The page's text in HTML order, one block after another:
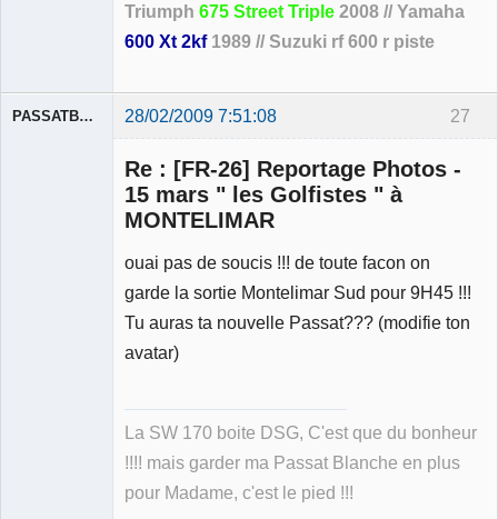
Triumph 675 Street Triple 2008 // Yamaha
600 Xt 2kf1989 // Suzuki rf 600 r piste
27
PASSATBLANCHE 28/02/2009 7:51:08
Re : [FR-26] Reportage Photos -
15 mars " les Golfistes " à
MONTELIMAR
ouai pas de soucis !!! de toute facon on
garde la sortie Montelimar Sud pour 9H45 !!!
Tu auras ta nouvelle Passat??? (modifie ton
avatar)
La SW 170 boite DSG, C'est que du bonheur
!!!! mais garder ma Passat Blanche en plus
pour Madame, c'est le pied !!!